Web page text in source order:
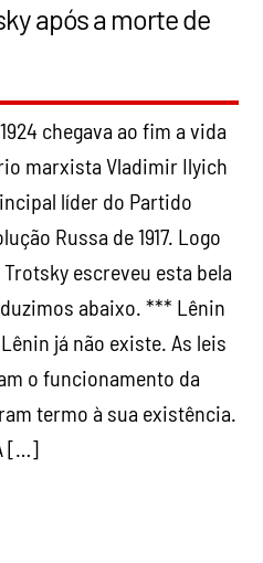
após a morte de
chegava ao fim a vida
marxista Vladimir Ilyich
líder do Partido
Russa de 1917. Logo
escreveu esta bela
abaixo. *** Lênin
já não existe. As leis
o funcionamento da
termo à sua existência.
[…]